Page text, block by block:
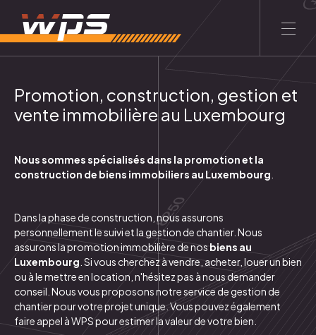
ACCUEIL LE GROUPE CONTACT
FR
Entreprise
Philosophie
Services
Promotion immobilière Construction
Gestion de chantier Conseil et vente
Promotion, construction, gestion et
vente immobilière au Luxembourg
Nous sommes spécialisés dans la promotion et la
construction de biens immobiliers au Luxembourg
Dans la phase de construction, nous assurons
personnellement lesuivi et la gestion de chantier. Nous
assuronsla promotion immobilière de nosbiens au
Luxembourg . Si vous cherchez àvendre,acheter, louerun bien
ou à le mettre en location, n'hésitez pas à nousdemander
conseil . Nous vous proposons notre service de gestion de
chantierpour votre projet unique. Vous pouvez également
faire appel àWPSpourestimer la valeur de votre bien